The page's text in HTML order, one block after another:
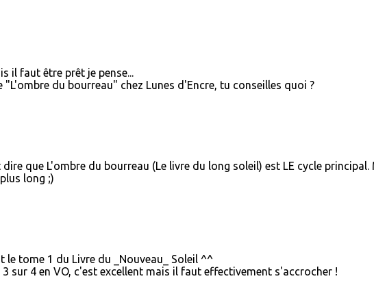
il faut être prêt je pense...
"L'ombre du bourreau" chez Lunes d'Encre, tu conseilles quoi ?
que L'ombre du bourreau (Le livre du long soleil) est LE cycle principal.
long ;)
le tome 1 du Livre du _Nouveau_ Soleil ^^
sur 4 en VO, c'est excellent mais il faut effectivement s'accrocher !